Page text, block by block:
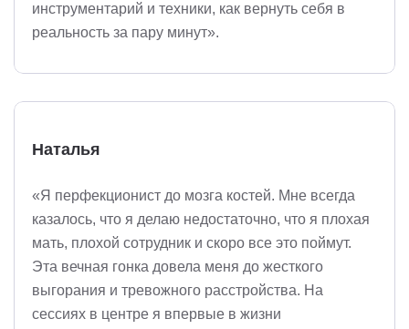
инструментарий и техники, как вернуть себя в
реальность за пару минут».
Наталья
«Я перфекционист до мозга костей. Мне всегда
казалось, что я делаю недостаточно, что я плохая
мать, плохой сотрудник и скоро все это поймут.
Эта вечная гонка довела меня до жесткого
выгорания и тревожного расстройства. На
сессиях в центре я впервые в жизни